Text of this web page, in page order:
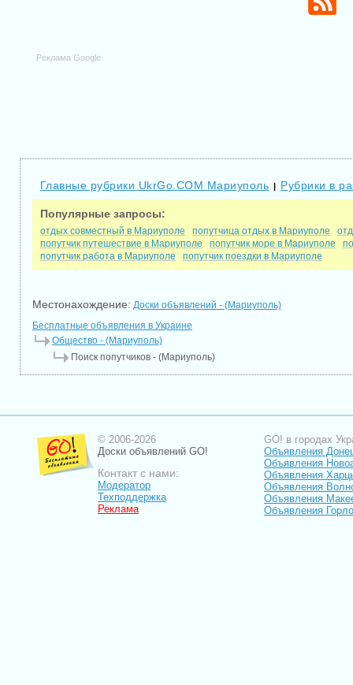
Реклама Google
Главные рубрики UkrGo.COM Мариуполь | Рубрики в
Популярные запросы:
отдых совместный в Мариуполе попутчица отдых в Мариуполе
попутчик путешествие в Мариуполе
попутчик море в Мариуполе
попутчик работа в Мариуполе
попутчик поездки в Мариуполе
Местонахождение: Доски объявлений - (Мариуполь)
Бесплатные объявления в Украине
Общество - (Мариуполь)
Поиск попутчиков - (Мариуполь)
© 2006-2026
Доски объявлений GO!
Контакт с нами:
Модератор
Техподдержка
Реклама
GO! в городах
Объявления
Объявления
Объявления
Объявления
Объявления
Объявления